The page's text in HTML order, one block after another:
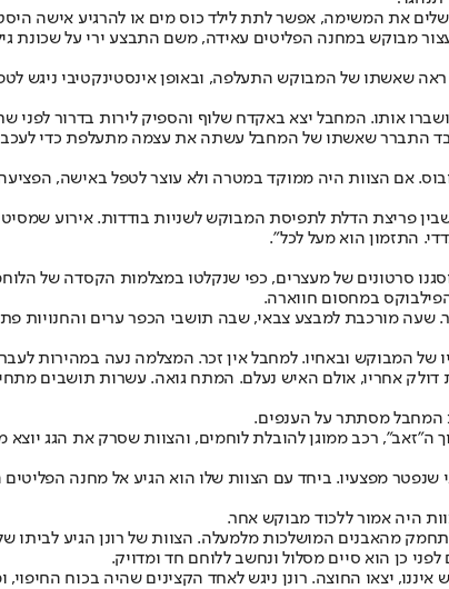
את המשימה, אפשר לתת לילד כוס מים או להרגיע אישה
2004, כשצוות של לוחמים הגיע לעצור מבוקש במחנה הפליטים עאידה, משם
שאשתו של המבוקש התעלפה, ובאופן אינסטינקטיבי ניגש
אותו. המחבל יצא באקדח שלוף והספיק לירות בדרור לפני
התברר שאשתו של המחבל עשתה את עצמה מתעלפת כדי
אם הצוות היה ממוקד במטרה ולא עוצר לטפל באישה,
פריצת הדלת לתפיסת המבוקש לשניות בודדות. אירוע
התזמון הוא מעל לכל".
סרטונים של מעצרים, כפי שנקלטו במצלמות הקסדה של
הפילבוקס במחסום חווארה.
שעה מורכבת למבצע צבאי, שבה תושבי הכפר ערים והחנויות
של המבוקש ובאחיו. למחבל אין זכר. המצלמה נעה במהירות
אחריו, אולם האיש נעלם. המתח גואה. עשרות תושבים
המחבל מסתתר על הענפים.
רכב ממוגן להובלת לוחמים, והצוות שסרק את הגג
ימים לפני שנפטר מפצעיו. ביחד עם הצוות שלו הוא הגיע אל
היה אמור ללכוד מבוקש אחר.
מהאבנים המושלכות מלמעלה. הצוות של רונן הגיע לביתו
כן הוא סיים מסלול ונחשב ללוחם חד ומדויק.
יצאו החוצה. רונן ניגש לאחד הקצינים שהיה בכוח